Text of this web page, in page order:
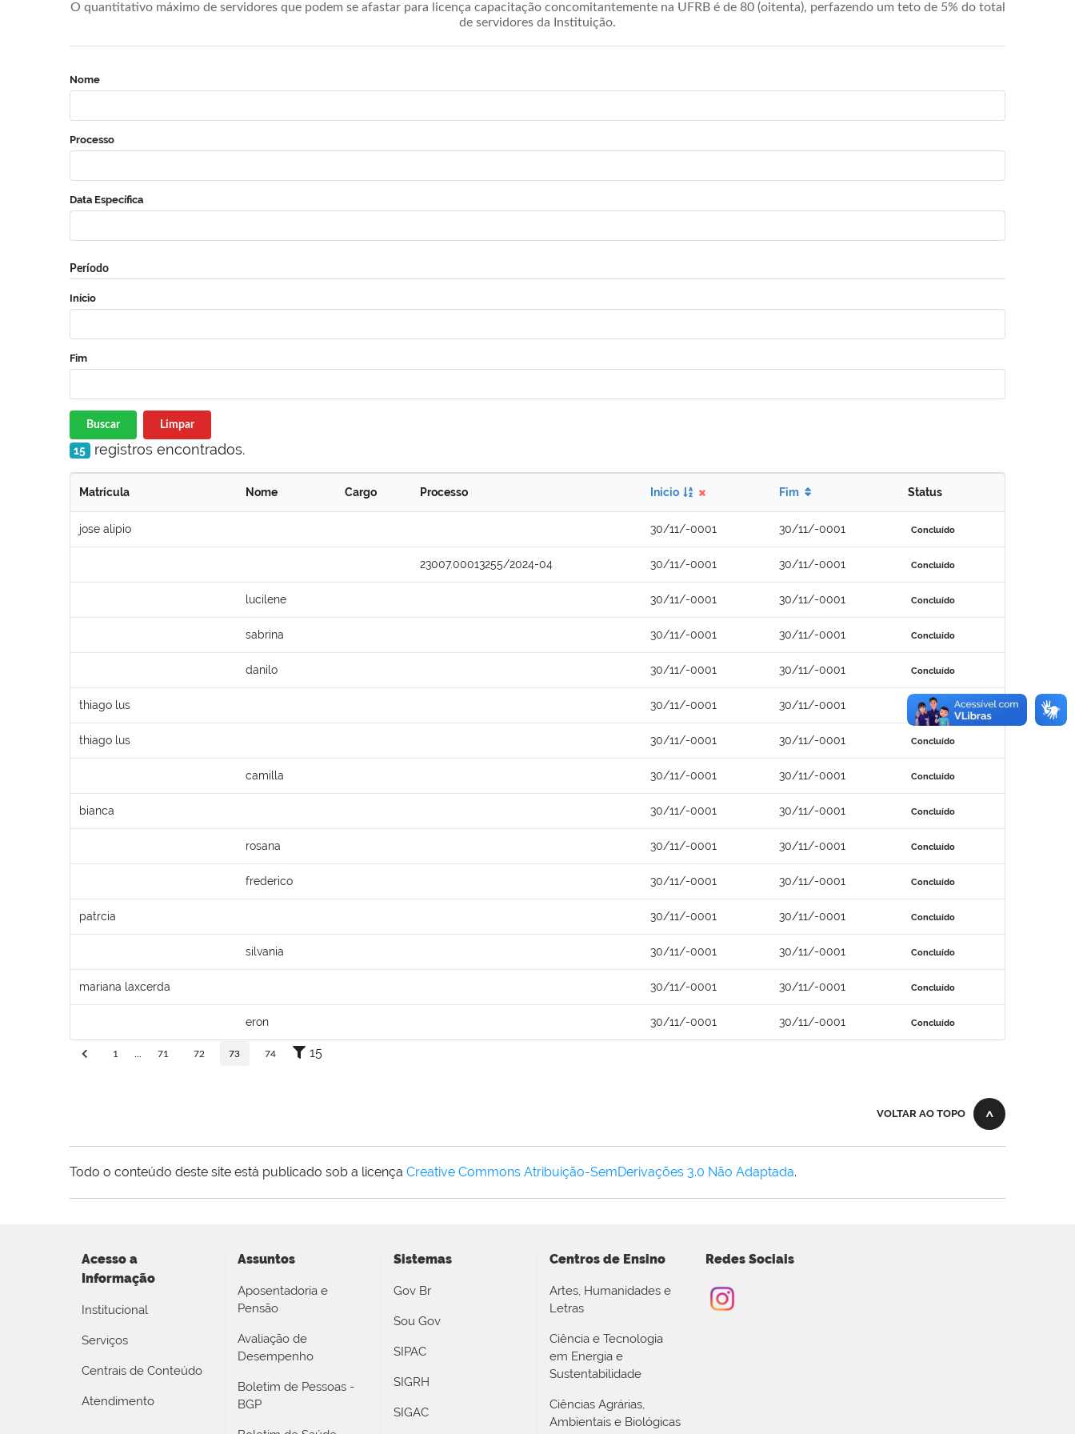
O quantitativo máximo de servidores que podem se afastar para licença capacitação concomitantemente na UFRB é de 80 (oitenta), perfazendo um teto de 5% do total
de servidores da Instituição.
Nome
Processo
Data Específica
Período
Início
Fim
Buscar Limpar
15 registros encontrados.
Matrícula Nome Cargo Processo Início Fim Status
jose alipio 30/11/-0001 30/11/-0001 Concluído
23007.00013255/2024-04 30/11/-0001 30/11/-0001 Concluído
lucilene 30/11/-0001 30/11/-0001 Concluído
sabrina 30/11/-0001 30/11/-0001 Concluído
danilo 30/11/-0001 30/11/-0001 Concluído
thiago lus 30/11/-0001 30/11/-0001 Concluído
thiago lus 30/11/-0001 30/11/-0001 Concluído
camilla 30/11/-0001 30/11/-0001 Concluído
bianca 30/11/-0001 30/11/-0001 Concluído
rosana 30/11/-0001 30/11/-0001 Concluído
frederico 30/11/-0001 30/11/-0001 Concluído
patrcia 30/11/-0001 30/11/-0001 Concluído
silvania 30/11/-0001 30/11/-0001 Concluído
mariana laxcerda 30/11/-0001 30/11/-0001 Concluído
eron 30/11/-0001 30/11/-0001 Concluído
1 71 72 73 74 15
VOLTAR AO TOPO
Todo o conteúdo deste site está publicado sob a licença Creative Commons Atribuição-SemDerivações 3.0 Não Adaptada.
Acesso a
Informação
Institucional
Serviços
Centrais de Conteúdo
Atendimento
Assuntos
Aposentadoria e
Pensão
Avaliação de
Desempenho
Boletim de Pessoas -
BGP
Sistemas
Gov Br
Sou Gov
SIPAC
SIGRH
SIGAC
Centros de Ensino
Artes, Humanidades e
Letras
Ciência e Tecnologia
em Energia e
Sustentabilidade
Ciências Agrárias,
Ambientais e Biológicas
Redes Sociais